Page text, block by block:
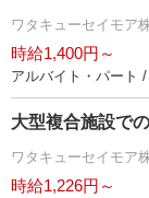
ワタキューセイモア
時給1,400円～
アルバイト・パート
大型複合施設で
ワタキューセイモア
時給1,226円～